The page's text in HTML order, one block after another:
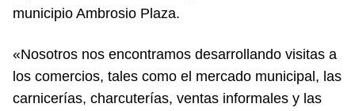
municipio Ambrosio Plaza.
«Nosotros nos encontramos desarrollando visitas a
los comercios, tales como el mercado municipal, las
carnicerías, charcuterías, ventas informales y las